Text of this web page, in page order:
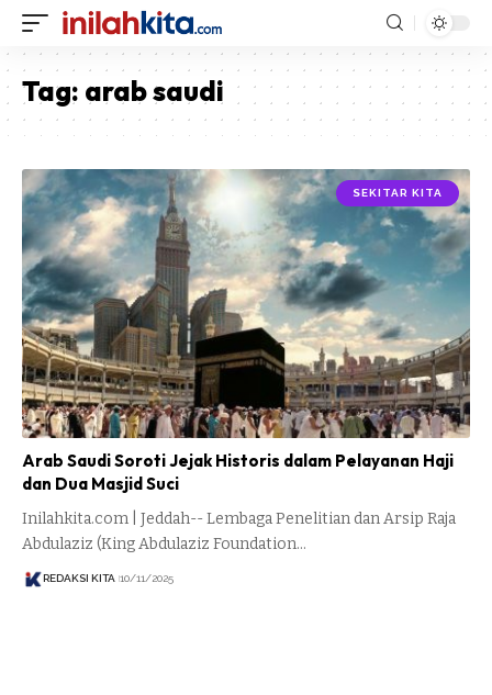
Tag: arab saudi
SEKITAR KITA
Arab Saudi Soroti Jejak Historis dalam Pelayanan Haji
dan Dua Masjid Suci
Inilahkita.com | Jeddah-- Lembaga Penelitian dan Arsip Raja
Abdulaziz (King Abdulaziz Foundation…
REDAKSI KITA 10/11/2025